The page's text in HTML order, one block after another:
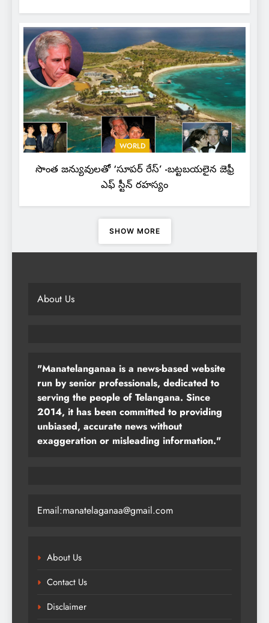
WORLD
సొంత జన్యువులతో ‘సూపర్ రేస్’ -బట్టబయలైన జెఫ్రీ
ఎఫ్ స్టీన్ రహస్యం
SHOW MORE
About Us
"Manatelanganaa is a news-based website
run by senior professionals, dedicated to
serving the people of Telangana. Since
2014, it has been committed to providing
unbiased, accurate news without
exaggeration or misleading information."
Email:manatelaganaa@gmail.com
About Us
Contact Us
Disclaimer